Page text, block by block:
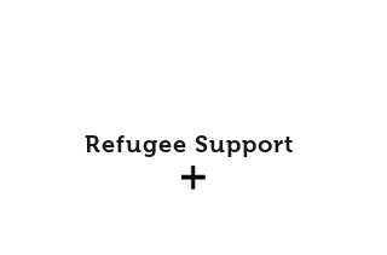
Refugee Support